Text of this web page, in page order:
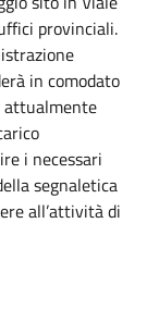
provinciali.
in comodato
attualmente
i necessari
segnaletica
all’attività di